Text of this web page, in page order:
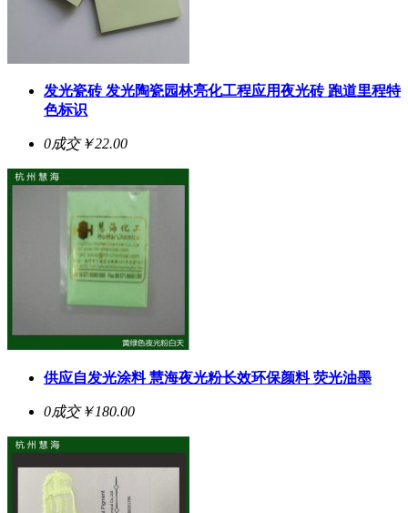
发光瓷砖 发光陶瓷园林亮化工程应用夜光砖 跑道里程特
色标识
0成交￥22.00
供应自发光涂料 慧海夜光粉长效环保颜料 荧光油墨
0成交￥180.00